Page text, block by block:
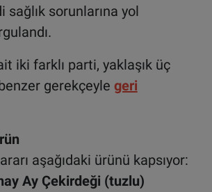
sorunlarına yol
iki farklı parti, yaklaşık üç
gerekçeyle geri
aşağıdaki ürünü kapsıyor:
Ay Çekirdeği (tuzlu)